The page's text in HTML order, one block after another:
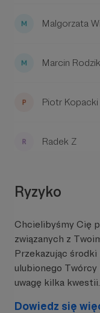
Malgorzata
Marcin Rodzik
Piotr Kopacki
Radek Z
Ryzyko
Chcielibyśmy Cię
związanych z
Przekazując
ulubionego Twórcy
uwagę kilka kwestii.
Dowiedz się